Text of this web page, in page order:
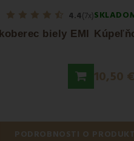
4.4(7x)
biely EMI
10,50 €
PODROBNOSTI O